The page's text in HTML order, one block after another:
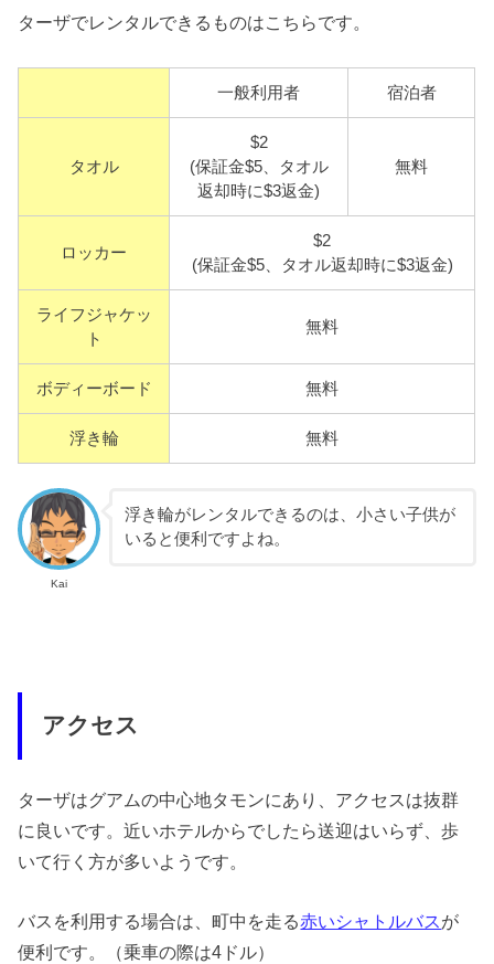
ターザでレンタルできるものはこちらです。
一般利用者 宿泊者
タオル
$2
(保証金$5、タオル
返却時に$3返金)
無料
ロッカー
$2
(保証金$5、タオル返却時に$3返金)
ライフジャケッ
ト
無料
ボディーボード 無料
浮き輪 無料
Kai
浮き輪がレンタルできるのは、小さい子供が
いると便利ですよね。
アクセス
ターザはグアムの中心地タモンにあり、アクセスは抜群
に良いです。近いホテルからでしたら送迎はいらず、歩
いて行く方が多いようです。
バスを利用する場合は、町中を走る赤いシャトルバスが
便利です。（乗車の際は4ドル）